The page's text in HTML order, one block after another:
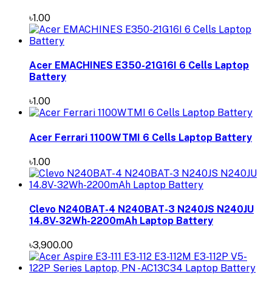
৳1.00
Acer EMACHINES E350-21G16I 6 Cells Laptop
Battery
৳1.00
Acer Ferrari 1100WTMI 6 Cells Laptop Battery
৳1.00
Clevo N240BAT-4 N240BAT-3 N240JS N240JU
14.8V-32Wh-2200mAh Laptop Battery
৳3,900.00